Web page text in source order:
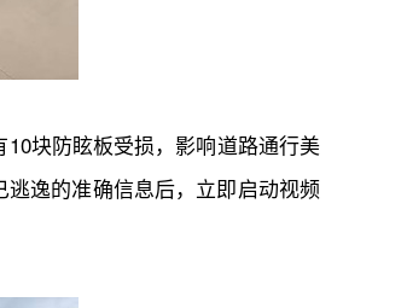
块防眩板受损，影响道路通行美
逸的准确信息后，立即启动视频